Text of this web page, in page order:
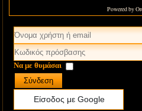
Powered by
Να με θυμάσαι
Σύνδεση
Είσοδος με Google